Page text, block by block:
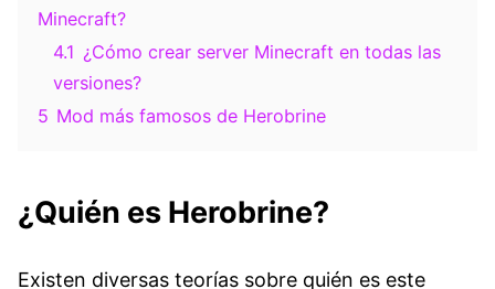
Minecraft?
4.1 ¿Cómo crear server Minecraft en todas las
versiones?
5 Mod más famosos de Herobrine
¿Quién es Herobrine?
Existen diversas teorías sobre quién es este